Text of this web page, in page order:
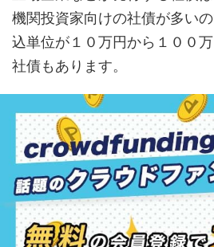
機関投資家向けの社債が多い
込単位が１０万円から１００
社債もあります。